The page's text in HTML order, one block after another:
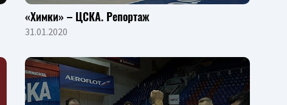
«Химки» – ЦСКА. Репортаж
31.01.2020